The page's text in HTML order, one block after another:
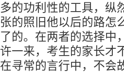
多的功利性的工具，纵
张的照旧他以后的路怎
了的。在两者的选择中
许一来，考生的家长才
在寻常的言行中，不会